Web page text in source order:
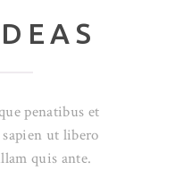
penatibus et
ut libero
quis ante.